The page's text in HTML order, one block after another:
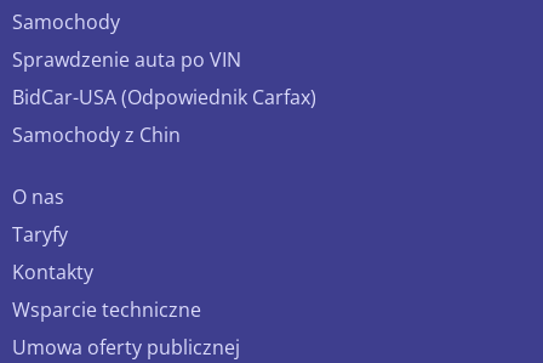
Samochody
Sprawdzenie auta po VIN
BidCar-USA (Odpowiednik Carfax)
Samochody z Chin
O nas
Taryfy
Kontakty
Wsparcie techniczne
Umowa oferty publicznej